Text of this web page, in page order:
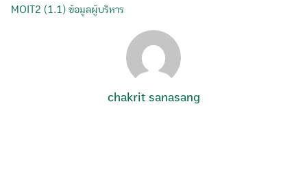
MOIT2 (1.1) ข้อมูลผู้บริหาร
chakrit sanasang